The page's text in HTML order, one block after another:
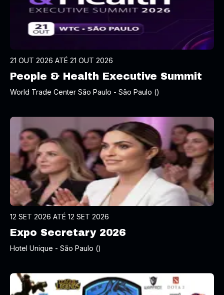
21 OUT 2026 ATÉ 21 OUT 2026
People & Health Executive Summit
World Trade Center São Paulo - São Paulo ()
12 SET 2026 ATÉ 12 SET 2026
Expo Secretary 2026
Hotel Unique - São Paulo ()